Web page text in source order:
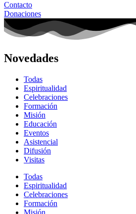
Contacto
Donaciones
Novedades
Todas
Espiritualidad
Celebraciones
Formación
Misión
Educación
Eventos
Asistencial
Difusión
Visitas
Todas
Espiritualidad
Celebraciones
Formación
Misión